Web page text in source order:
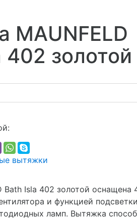
MAUNFELD
402 золотой
вытяжки
Bath Isla 402 золотой оснащена
и функцией
ламп. Вытяжка